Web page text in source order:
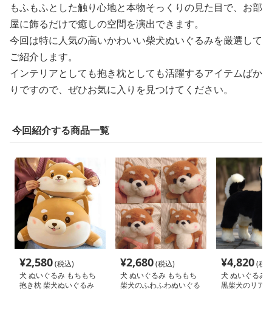
もふもふとした触り心地と本物そっくりの見た目で、お部
屋に飾るだけで癒しの空間を演出できます。
今回は特に人気の高いかわいい柴犬ぬいぐるみを厳選して
ご紹介します。
インテリアとしても抱き枕としても活躍するアイテムばか
りですので、ぜひお気に入りを見つけてください。
今回紹介する商品一覧
¥2,580(税込)
犬 ぬいぐるみ もちもち
抱き枕 柴犬ぬいぐるみ
¥2,680(税込)
犬 ぬいぐるみ もちもち
柴犬のふわふわぬいぐる
¥4,820(税
犬 ぬいぐるみ
黒柴犬のリア